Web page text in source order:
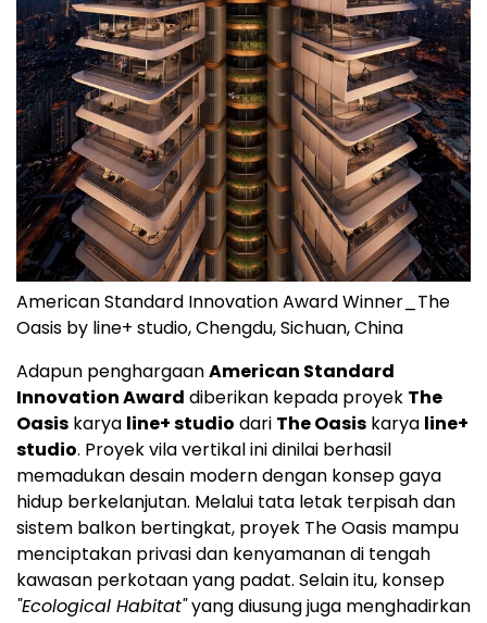
American Standard Innovation Award Winner_The
Oasis by line+ studio, Chengdu, Sichuan, China
Adapun penghargaanAmerican Standard
Innovation Award diberikan kepada proyek The
Oasis karya line+ studio dari The Oasis karya line+
studio. Proyek vila vertikal ini dinilai berhasil
memadukan desain modern dengan konsep gaya
hidup berkelanjutan. Melalui tata letak terpisah dan
sistem balkon bertingkat, proyek The Oasis mampu
menciptakan privasi dan kenyamanan di tengah
kawasan perkotaan yang padat. Selain itu, konsep
"Ecological Habitat"yang diusung juga menghadirkan